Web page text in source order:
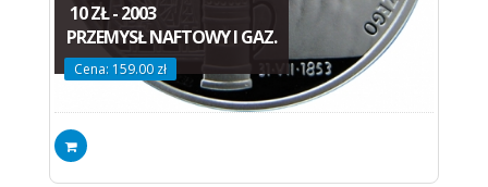
10 ZŁ - 2003
PRZEMYSŁ NAFTOWY I GAZ.
Cena: 159.00 zł